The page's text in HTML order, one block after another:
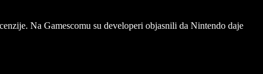
Na Gamescomu su developeri objasnili da Nintendo daje